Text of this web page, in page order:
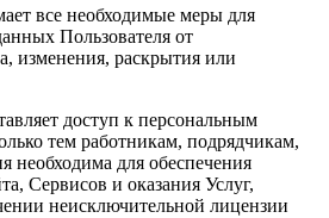
все необходимые меры для
Пользователя от
изменения, раскрытия или
доступ к персональным
тем работникам, подрядчикам,
необходима для обеспечения
Сервисов и оказания Услуг,
неисключительной лицензии